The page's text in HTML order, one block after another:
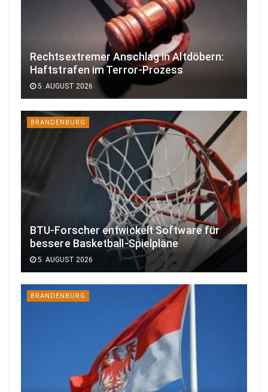
Rechtsextremer Anschlag in Altdöbern:
Haftstrafen im Terror-Prozess
5. AUGUST 2026
BRANDENBURG
BTU-Forscher entwickelt Software für
bessere Basketball-Spielpläne
5. AUGUST 2026
BRANDENBURG